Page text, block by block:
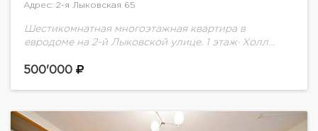
Адрес: 2-я Лыковская 65
Шестикомнатная многоэтажная квартира в
евродоме на 2-й Лыковской улице. 1 этаж· Холл
Кабинет Столовая Кухня Гостевой санузел1,5 этаж·
500'000